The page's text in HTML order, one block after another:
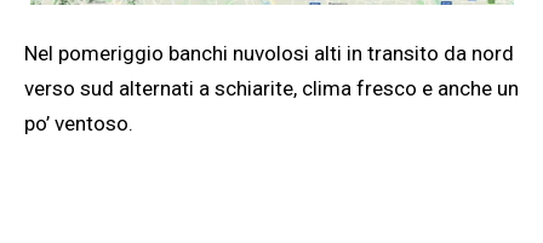
Nel pomeriggio banchi nuvolosi alti in transito da nord
verso sud alternati a schiarite, clima fresco e anche un
po’ ventoso.